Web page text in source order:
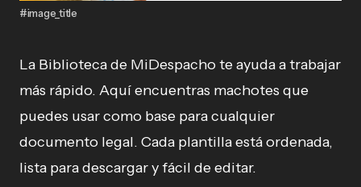
#image_title
La Biblioteca de MiDespacho te ayuda a trabajar
más rápido. Aquí encuentras machotes que
puedes usar como base para cualquier
documento legal. Cada plantilla está ordenada,
lista para descargar y fácil de editar.